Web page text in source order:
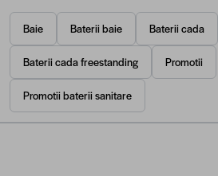
Baie Baterii baie Baterii cada
Baterii cada freestanding Promotii
Promotii baterii sanitare